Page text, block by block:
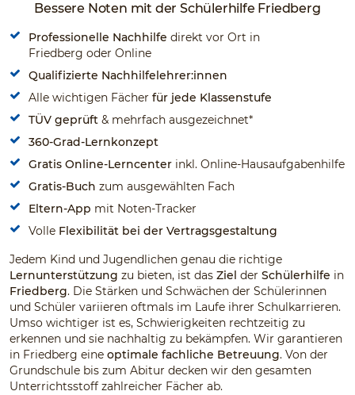
Bessere Noten mit der Schülerhilfe Friedberg
Professionelle Nachhilfe direkt vor Ort in
Friedberg oder Online
Qualifizierte Nachhilfelehrer:innen
Alle wichtigen Fächer für jede Klassenstufe
TÜV geprüft & mehrfach ausgezeichnet*
360-Grad-Lernkonzept
Gratis Online-Lerncenter inkl. Online-Hausaufgabenhilfe
Gratis-Buch zum ausgewählten Fach
Eltern-App mit Noten-Tracker
Volle Flexibilität bei der Vertragsgestaltung
Jedem Kind und Jugendlichen genau die richtige
Lernunterstützung zu bieten, ist das Ziel der Schülerhilfe in
Friedberg. Die Stärken und Schwächen der Schülerinnen
und Schüler variieren oftmals im Laufe ihrer Schulkarrieren.
Umso wichtiger ist es, Schwierigkeiten rechtzeitig zu
erkennen und sie nachhaltig zu bekämpfen. Wir garantieren
in Friedberg eine optimale fachliche Betreuung. Von der
Grundschule bis zum Abitur decken wir den gesamten
Unterrichtsstoff zahlreicher Fächer ab.